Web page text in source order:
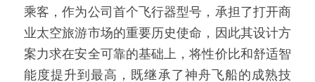
乘客，作为公司首个飞行器型号，承担了打开商
业太空旅游市场的重要历史使命，因此其设计方
案力求在安全可靠的基础上，将性价比和舒适智
能度提升到最高，既继承了神舟飞船的成熟技